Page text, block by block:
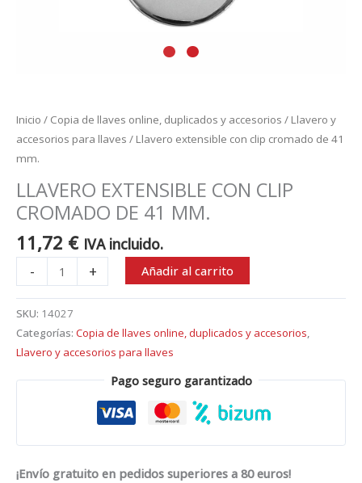
Inicio / Copia de llaves online, duplicados y accesorios / Llavero y
accesorios para llaves / Llavero extensible con clip cromado de 41
mm.
LLAVERO EXTENSIBLE CON CLIP
CROMADO DE 41 MM.
11,72 € IVA incluido.
-
+ Añadir al carrito
SKU: 14027
Categorías: Copia de llaves online, duplicados y accesorios,
Llavero y accesorios para llaves
Pago seguro garantizado
¡Envío gratuito en pedidos superiores a 80 euros!